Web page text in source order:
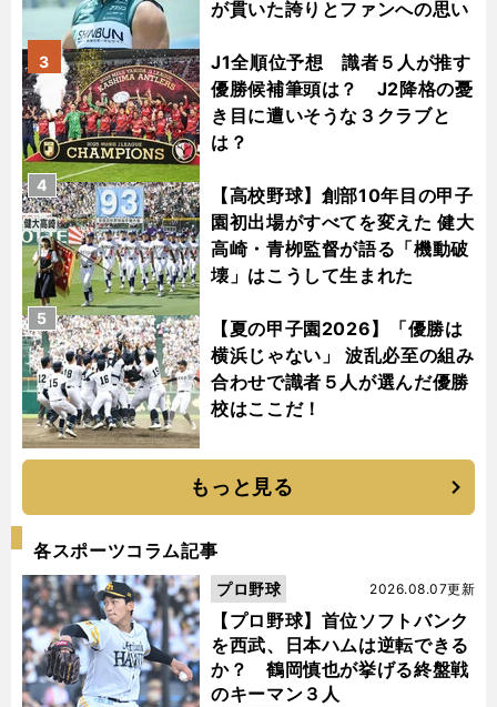
が貫いた誇りとファンへの思い
J1全順位予想 識者５人が推す
優勝候補筆頭は？ J2降格の憂
き目に遭いそうな３クラブと
は？
3
【高校野球】創部10年目の甲子
園初出場がすべてを変えた 健大
高崎・青栁監督が語る「機動破
壊」はこうして生まれた
4
【夏の甲子園2026】「優勝は
横浜じゃない」 波乱必至の組み
合わせで識者５人が選んだ優勝
校はここだ！
5
もっと見る
各スポーツコラム記事
【プロ野球】首位ソフトバンク
を西武、日本ハムは逆転できる
か？ 鶴岡慎也が挙げる終盤戦
のキーマン３人
2026.08.07更新
プロ野球